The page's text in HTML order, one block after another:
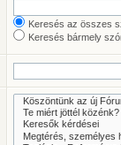
Keresés az összes
Keresés bármely